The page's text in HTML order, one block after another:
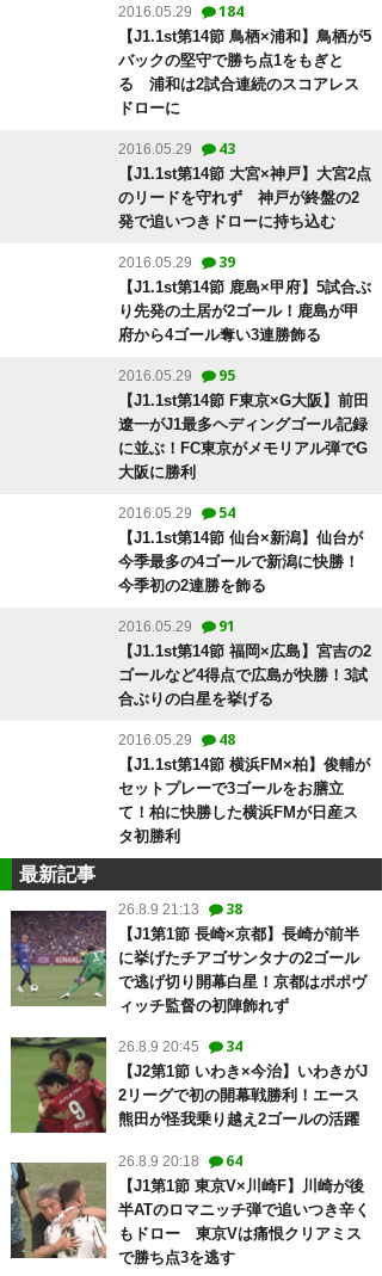
2016.05.29 184
【J1.1st第14節 鳥栖×浦和】鳥栖が5
バックの堅守で勝ち点1をもぎと
る 浦和は2試合連続のスコアレス
ドローに
2016.05.29 43
【J1.1st第14節 大宮×神戸】大宮2点
のリードを守れず 神戸が終盤の2
発で追いつきドローに持ち込む
2016.05.29 39
【J1.1st第14節 鹿島×甲府】5試合ぶ
り先発の土居が2ゴール！鹿島が甲
府から4ゴール奪い3連勝飾る
2016.05.29 95
【J1.1st第14節 F東京×G大阪】前田
遼一がJ1最多ヘディングゴール記録
に並ぶ！FC東京がメモリアル弾でG
大阪に勝利
2016.05.29 54
【J1.1st第14節 仙台×新潟】仙台が
今季最多の4ゴールで新潟に快勝！
今季初の2連勝を飾る
2016.05.29 91
【J1.1st第14節 福岡×広島】宮吉の2
ゴールなど4得点で広島が快勝！3試
合ぶりの白星を挙げる
2016.05.29 48
【J1.1st第14節 横浜FM×柏】俊輔が
セットプレーで3ゴールをお膳立
て！柏に快勝した横浜FMが日産ス
タ初勝利
最新記事
26.8.9 21:13 38
【J1第1節 長崎×京都】長崎が前半
に挙げたチアゴサンタナの2ゴール
で逃げ切り開幕白星！京都はポポヴ
ィッチ監督の初陣飾れず
26.8.9 20:45 34
【J2第1節 いわき×今治】いわきがJ
2リーグで初の開幕戦勝利！エース
熊田が怪我乗り越え2ゴールの活躍
26.8.9 20:18 64
【J1第1節 東京V×川崎F】川崎が後
半ATのロマニッチ弾で追いつき辛く
もドロー 東京Vは痛恨クリアミス
で勝ち点3を逃す